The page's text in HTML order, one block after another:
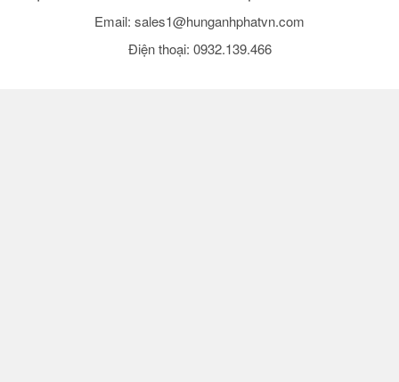
Email: sales1@hunganhphatvn.com
Điện thoại: 0932.139.466